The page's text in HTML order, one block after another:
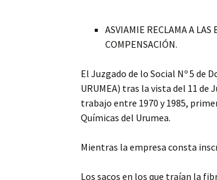
ASVIAMIE RECLAMA A
COMPENSACIÓN.
El Juzgado de lo Social Nº 5 de
URUMEA) tras la vista del 11
trabajo entre 1970 y 1985,
Químicas del Urumea.
Mientras la empresa consta
Los sacos en los que traían la